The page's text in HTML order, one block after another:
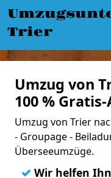
Trier
Umzug von
100 %
Umzug von Trier
- Groupage -
Überseeumzüge.
✓ Wir helfen